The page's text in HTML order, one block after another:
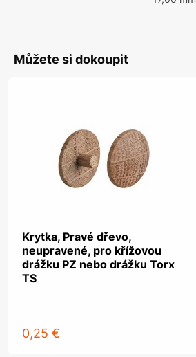
Můžete si dokoupit
Krytka, Pravé dřevo,
neupravené, pro křížovou
drážku PZ nebo drážku Torx
TS
0,25 €